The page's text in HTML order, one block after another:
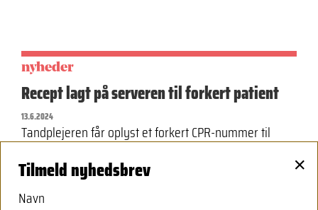
nyheder
Recept lagt på serveren til forkert patient
13.6.2024
Tandplejeren får oplyst et forkert CPR-nummer til
tandlægen ordineret tandpastaen til en forkert…
Tilmeld nyhedsbrev ×
Navn